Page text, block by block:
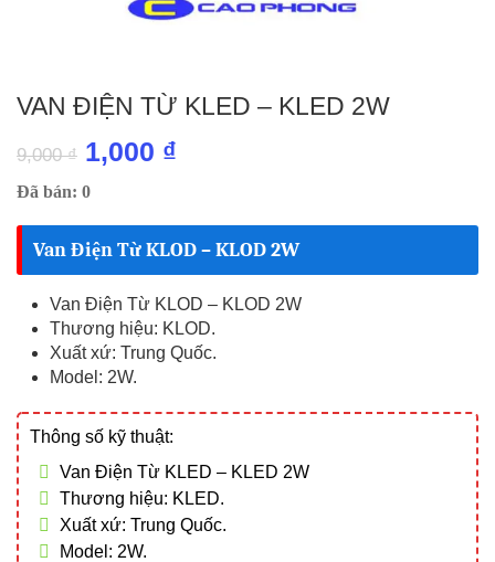
VAN ĐIỆN TỪ KLED – KLED 2W
9,000₫ Giá
gốc
là:
9,000 ₫.
1,000 ₫
tại
là:
1,000 ₫.
Đã bán: 0
Van Điện Từ KLOD – KLOD 2W
Van Điện Từ KLOD – KLOD 2W
Thương hiệu: KLOD.
Xuất xứ: Trung Quốc.
Model: 2W.
Thông số kỹ thuật:
Van Điện Từ KLED – KLED 2W
Thương hiệu: KLED.
Xuất xứ: Trung Quốc.
Model: 2W.